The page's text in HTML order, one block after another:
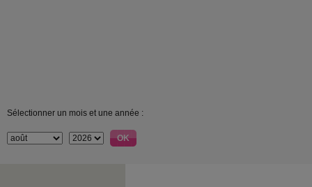
Sélectionner un mois et une année :